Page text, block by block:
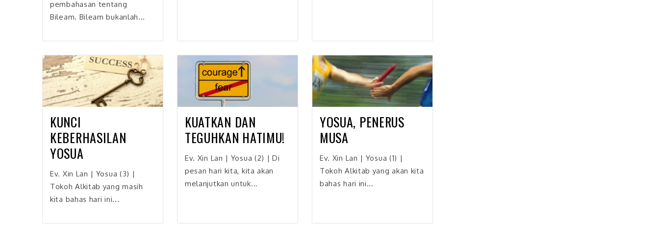
pembahasan tentang
Bileam. Bileam bukanlah...
KUNCI
KEBERHASILAN
YOSUA
Ev. Xin Lan | Yosua (3) |
Tokoh Alkitab yang masih
kita bahas hari ini...
KUATKAN DAN
TEGUHKAN HATIMU!
Ev. Xin Lan | Yosua (2) | Di
pesan hari kita, kita akan
melanjutkan untuk...
YOSUA, PENERUS
MUSA
Ev. Xin Lan | Yosua (1) |
Tokoh Alkitab yang akan kita
bahas hari ini...